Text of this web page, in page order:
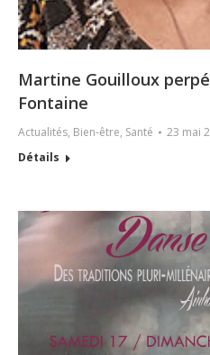
Martine Gouilloux
Fontaine
Actualités, Bien-être, Santé 23 mai
Détails